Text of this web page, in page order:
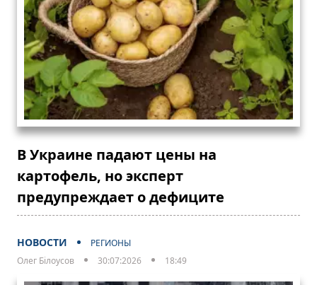
В Украине падают цены на
картофель, но эксперт
предупреждает о дефиците
НОВОСТИ
РЕГИОНЫ
Олег Білоусов
30:07:2026 18:49